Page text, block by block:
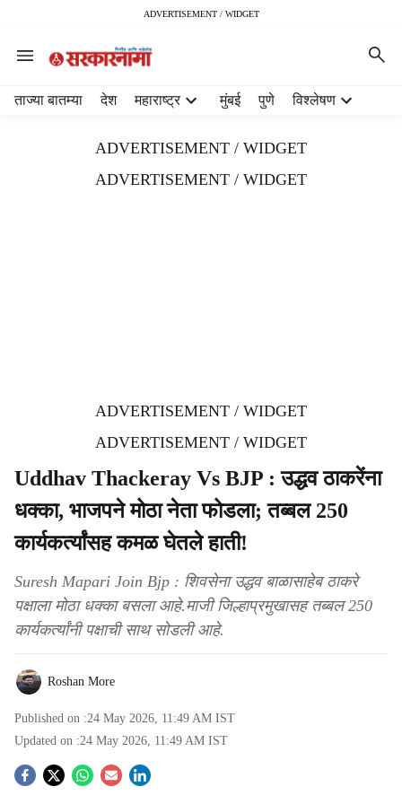
ADVERTISEMENT / WIDGET
ताज्या बातम्या देश महाराष्ट्र मुंबई पुणे विश्लेषण
ADVERTISEMENT / WIDGET
ADVERTISEMENT / WIDGET
ADVERTISEMENT / WIDGET
ADVERTISEMENT / WIDGET
Uddhav Thackeray Vs BJP : उद्धव ठाकरेंना
धक्का, भाजपने मोठा नेता फोडला; तब्बल 250
कार्यकर्त्यांसह कमळ घेतले हाती!
Suresh Mapari Join Bjp : शिवसेना उद्धव बाळासाहेब ठाकरे
पक्षाला मोठा धक्का बसला आहे.माजी जिल्हाप्रमुखासह तब्बल 250
कार्यकर्त्यांनी पक्षाची साथ सोडली आहे.
Roshan More
Published on :24 May 2026, 11:49 AM IST
Updated on :24 May 2026, 11:49 AM IST
S